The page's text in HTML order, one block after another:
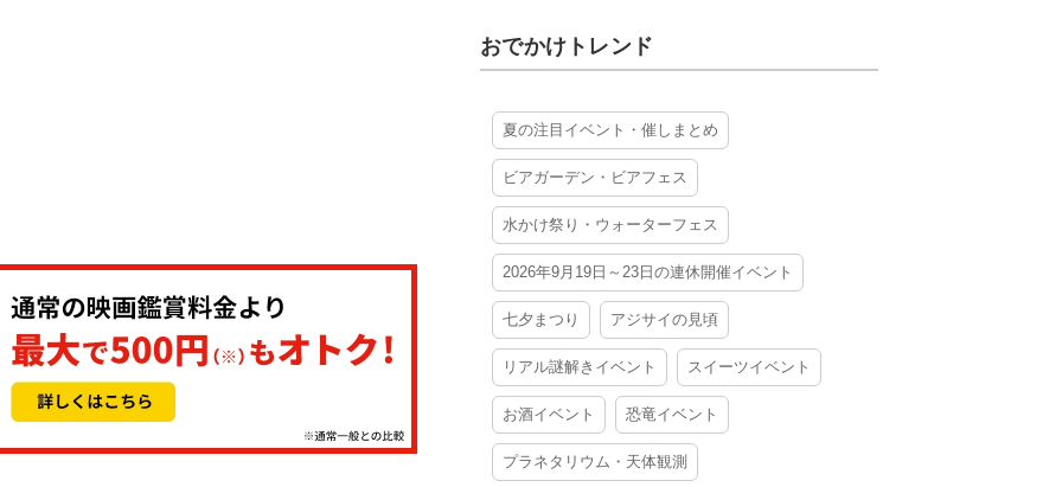
おでかけトレンド
夏の注目イベント・催しまとめ
ビアガーデン・ビアフェス
水かけ祭り・ウォーターフェス
2026年9月19日～23日の連休開催イベント
七夕まつり アジサイの見頃
リアル謎解きイベント スイーツイベント
お酒イベント 恐竜イベント
プラネタリウム・天体観測